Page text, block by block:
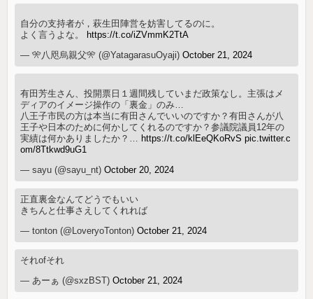
自分の支持者が，萩生田陣営を妨害してるのに。
よく言うよな。 https://t.co/iZVmmK2TtA
— 🎌八咫烏親父🎌 (@YatagarasuOyaji)October 21, 2024
有田芳生さん、投開票日１週間残していまだ政策なし。主張はメ
ディアのイメージ操作の「裏金」のみ…
八王子市民の方は本当に有田さんでいいのですか？有田さんが八
王子や日本のために何かしてくれるのですか？参議院議員12年の
実績は何かありましたか？… https://t.co/klEeQKoRvS pic.twitter.c
om/8Ttkwd9uG1
— sayu (@sayu_nt)October 20, 2024
正直裏金なんてどうでもいい
きちんと仕事さえしてくれれば
— tonton (@LoveryoTonton)October 21, 2024
それofそれ
— あーぁ (@sxzBST)October 21, 2024